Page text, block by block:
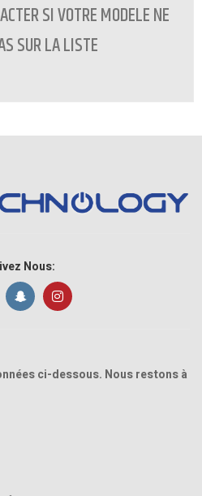
SI VOTRE MODELE NE
SUR LA LISTE
NOUS
Nous:
ci-dessous. Nous restons à